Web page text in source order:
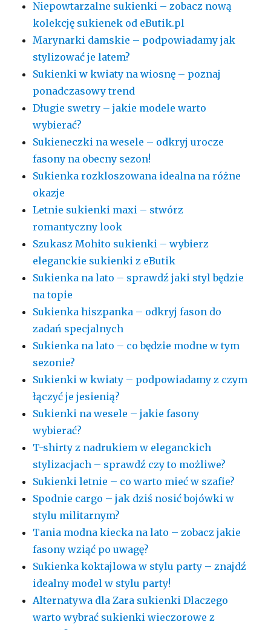
Niepowtarzalne sukienki – zobacz nową
kolekcję sukienek od eButik.pl
Marynarki damskie – podpowiadamy jak
stylizować je latem?
Sukienki w kwiaty na wiosnę – poznaj
ponadczasowy trend
Długie swetry – jakie modele warto
wybierać?
Sukieneczki na wesele – odkryj urocze
fasony na obecny sezon!
Sukienka rozkloszowana idealna na różne
okazje
Letnie sukienki maxi – stwórz
romantyczny look
Szukasz Mohito sukienki – wybierz
eleganckie sukienki z eButik
Sukienka na lato – sprawdź jaki styl będzie
na topie
Sukienka hiszpanka – odkryj fason do
zadań specjalnych
Sukienka na lato – co będzie modne w tym
sezonie?
Sukienki w kwiaty – podpowiadamy z czym
łączyć je jesienią?
Sukienki na wesele – jakie fasony
wybierać?
T-shirty z nadrukiem w eleganckich
stylizacjach – sprawdź czy to możliwe?
Sukienki letnie – co warto mieć w szafie?
Spodnie cargo – jak dziś nosić bojówki w
stylu militarnym?
Tania modna kiecka na lato – zobacz jakie
fasony wziąć po uwagę?
Sukienka koktajlowa w stylu party – znajdź
idealny model w stylu party!
Alternatywa dla Zara sukienki Dlaczego
warto wybrać sukienki wieczorowe z